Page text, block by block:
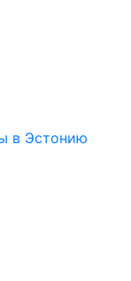
в Эстонию